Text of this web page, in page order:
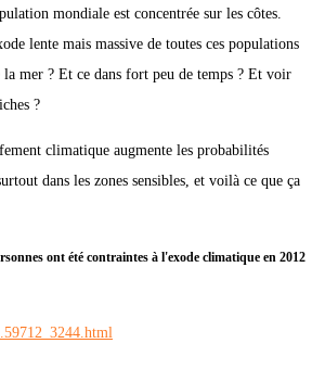
mondiale est concentrée sur les côtes.
lente mais massive de toutes ces populations
la mer ? Et ce dans fort peu de temps ? Et voir
?
climatique augmente les probabilités
dans les zones sensibles, et voilà ce que ça
ont été contraintes à l'exode climatique en 2012